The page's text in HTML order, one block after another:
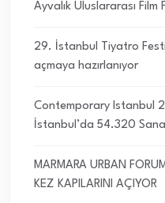
Ayvalık Uluslararası
29. İstanbul Tiyatro
açmaya hazırlanıyor
Contemporary Istanbul
İstanbul’da 54.320
MARMARA URBAN
KEZ KAPILARINI AÇIYOR